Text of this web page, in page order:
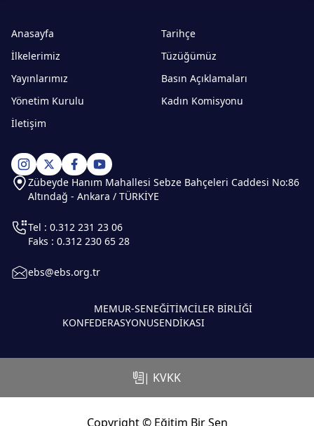
Anasayfa
Tarihçe
İlkelerimiz
Tüzüğümüz
Yayınlarımız
Basın Açıklamaları
Yönetim Kurulu
Kadın Komisyonu
İletişim
MEMUR-SEN
KONFEDERASYONU
EĞİTİMCİLER BİRLİĞİ
SENDİKASI
Zübeyde Hanım Mahallesi Sebze Bahçeleri Caddesi No:86
Altındağ - Ankara / TÜRKİYE
Tel : 0.312 231 23 06
Faks : 0.312 230 65 28
ebs@ebs.org.tr
Copyright © Eğitim Bir Sen
| KVKK